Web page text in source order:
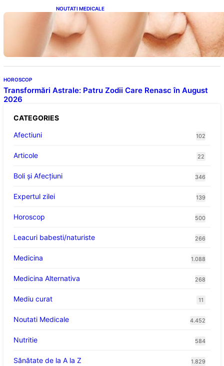
NOUTATI MEDICALE
Evoluția Personalității după 70 de Ani: Ce
Revelații Ne Oferă Studiile Psihologice
HOROSCOP
Transformări Astrale: Patru Zodii Care Renasc în August
2026
CATEGORIES
Afectiuni
102
Articole 22
Boli și Afecțiuni 346
Expertul zilei 139
Horoscop 500
Leacuri babesti/naturiste 266
Medicina 1.088
Medicina Alternativa 268
Mediu curat 11
Noutati Medicale 4.452
Nutritie 584
Sănătate de la A la Z 1.829